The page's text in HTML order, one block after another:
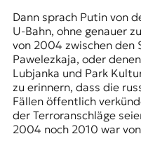
Dann sprach Putin von
U-Bahn, ohne genauer
von 2004 zwischen den
Pawelezkaja, oder
Lubjanka und Park
zu erinnern, dass die
Fällen öffentlich
der Terroranschläge
2004 noch 2010 war